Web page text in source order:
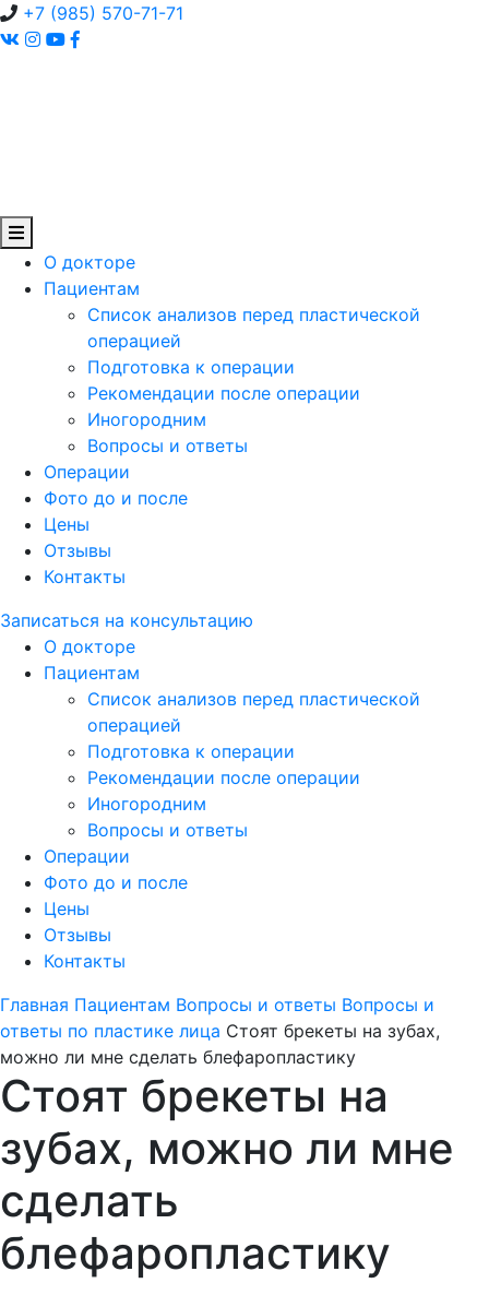
+7 (985) 570-71-71
О докторе
Пациентам
Список анализов перед пластической
операцией
Подготовка к операции
Рекомендации после операции
Иногородним
Вопросы и ответы
Операции
Фото до и после
Цены
Отзывы
Контакты
Записаться на консультацию
О докторе
Пациентам
Список анализов перед пластической
операцией
Подготовка к операции
Рекомендации после операции
Иногородним
Вопросы и ответы
Операции
Фото до и после
Цены
Отзывы
Контакты
Главная Пациентам Вопросы и ответы Вопросы и
ответы по пластике лица Стоят брекеты на зубах,
можно ли мне сделать блефаропластику
Стоят брекеты на
зубах, можно ли мне
сделать
блефаропластику